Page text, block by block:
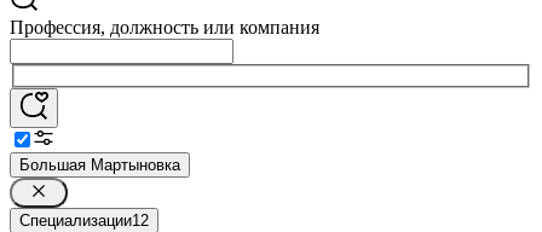
Профессия, должность или компания
Большая Мартыновка
Специализации12